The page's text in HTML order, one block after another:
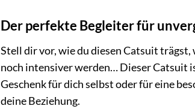
Der perfekte Begleiter für
Stell dir vor, wie du diesen Catsuit
noch intensiver werden… Dieser Catsuit
Geschenk für dich selbst oder für eine
deine Beziehung.